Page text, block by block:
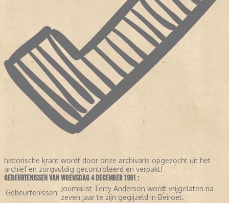
historische krant wordt door onze archivaris opgezocht uit het
archief en zorgvuldig gecontroleerd en verpakt!
GEBEURTENISSEN VAN WOENSDAG 4 DECEMBER 1991 :
Gebeurtenissen: Journalist Terry Anderson wordt vrijgelaten na
zeven jaar te zijn gegijzeld in Beiroet.